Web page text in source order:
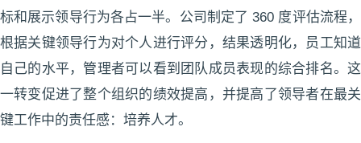
标和展示领导行为各占一半。公司制定了 360 度评估流程，
根据关键领导行为对个人进行评分，结果透明化，员工知道
自己的水平，管理者可以看到团队成员表现的综合排名。这
一转变促进了整个组织的绩效提高，并提高了领导者在最关
键工作中的责任感：培养人才。